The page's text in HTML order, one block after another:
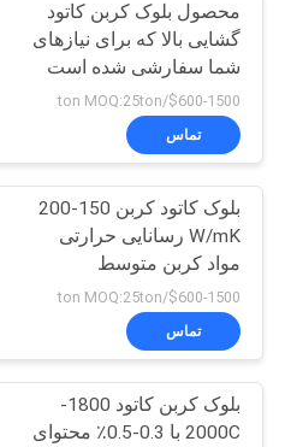
نقشه
سایت
سیاست
حفظ
حریم
خصوصی
کک نفتی
بلوک کربن
10
محصول بلوک کربن کاتود
گشایی بالا که برای نیازهای
شما سفارشی شده است
$600-1500/ton MOQ:25ton
تماس
بلوک کاتود کربن 150-200
W/mK رسانایی حرارتی
مواد کربن متوسط
$600-1500/ton MOQ:25ton
تماس
بلوک کربن کاتود 1800-
2000C با 0.3-0.5٪ محتوای